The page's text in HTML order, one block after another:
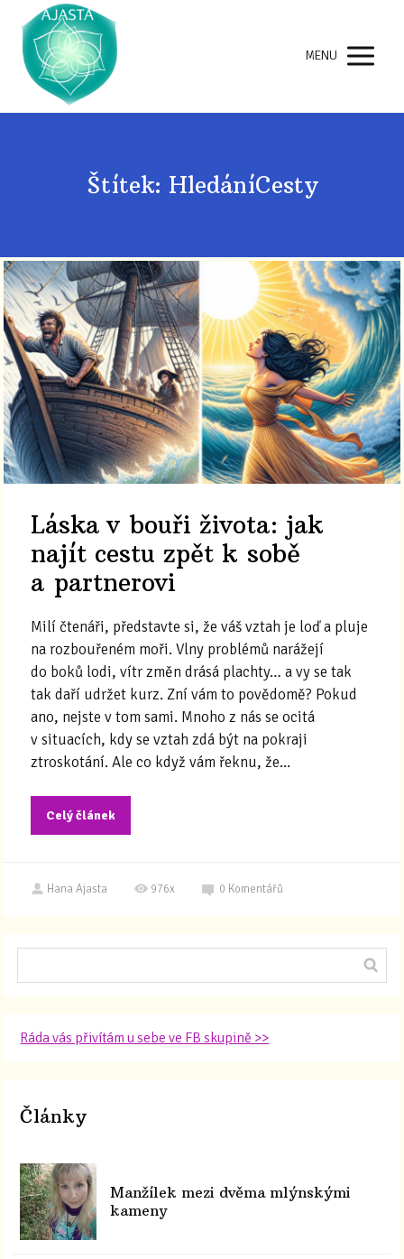
MENU
Štítek: HledáníCesty
Láska v bouři života: jak
najít cestu zpět k sobě
a partnerovi
Milí čtenáři, představte si, že váš vztah je loď a pluje
na rozbouřeném moři. Vlny problémů narážejí
do boků lodi, vítr změn drásá plachty… a vy se tak
tak daří udržet kurz. Zní vám to povědomě? Pokud
ano, nejste v tom sami. Mnoho z nás se ocitá
v situacích, kdy se vztah zdá být na pokraji
ztroskotání. Ale co když vám řeknu, že...
Celý článek
Hana Ajasta 976x 0 Komentářů
Ráda vás přivítám u sebe ve FB skupině >>
Články
Manžílek mezi dvěma mlýnskými
kameny